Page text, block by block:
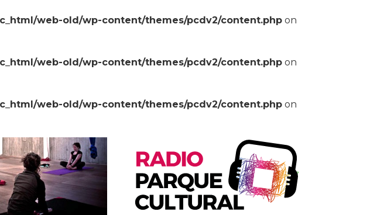
web-old/wp-content/themes/pcdv2/content.php on
web-old/wp-content/themes/pcdv2/content.php on
web-old/wp-content/themes/pcdv2/content.php on